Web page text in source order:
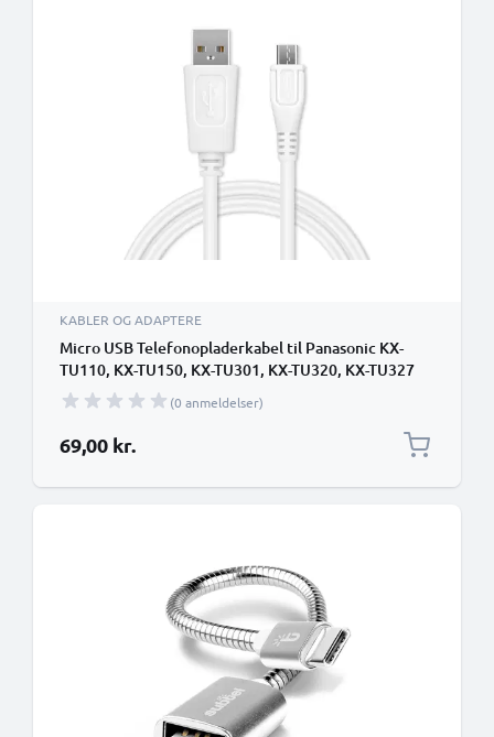
KABLER OG ADAPTERE
Micro USB Telefonopladerkabel til Panasonic KX-
TU110, KX-TU150, KX-TU301, KX-TU320, KX-TU327
1m Hurtig opladning 1A Smartphone datakabel PVC
hvid
(0 anmeldelser)
69,00 kr.